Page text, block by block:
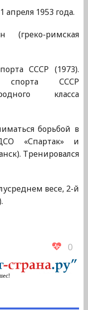
апреля 1953 года.
(греко-римская
СССР (1973).
спорта СССР
класса
борьбой в
«Спартак» и
Тренировался
весе, 2-й
0